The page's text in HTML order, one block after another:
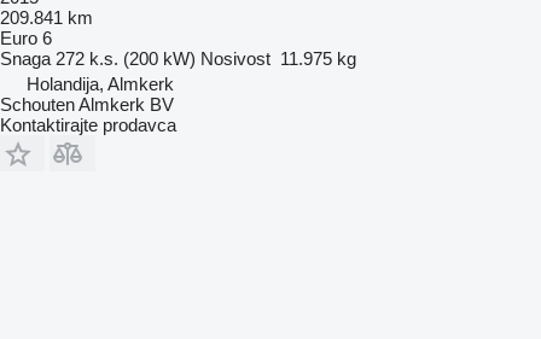
209.841 km
Euro 6
Snaga 272 k.s. (200 kW) Nosivost 11.975 kg
Holandija, Almkerk
Schouten Almkerk BV
Kontaktirajte prodavca